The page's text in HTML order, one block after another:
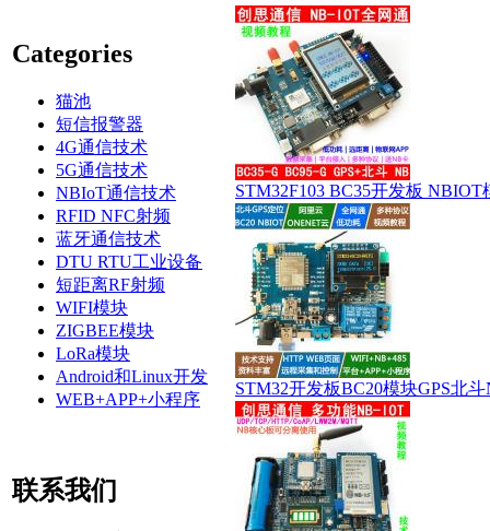
Categories
猫池
短信报警器
4G通信技术
5G通信技术
NBIoT通信技术
RFID NFC射频
蓝牙通信技术
DTU RTU工业设备
短距离RF射频
WIFI模块
ZIGBEE模块
LoRa模块
Android和Linux开发
WEB+APP+小程序
联系我们
STM32F103 BC35开发板
STM32开发板BC20模块GPS北